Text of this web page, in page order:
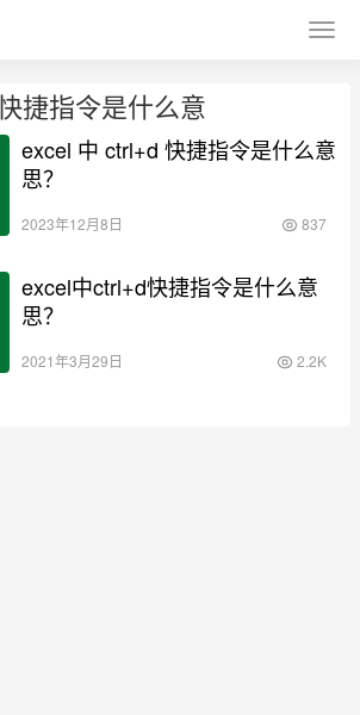
捷指令是什么意
excel 中 ctrl+d 快捷指令是什么意
思？
2023年12月8日 837
excel中ctrl+d快捷指令是什么意
思？
2021年3月29日 2.2K